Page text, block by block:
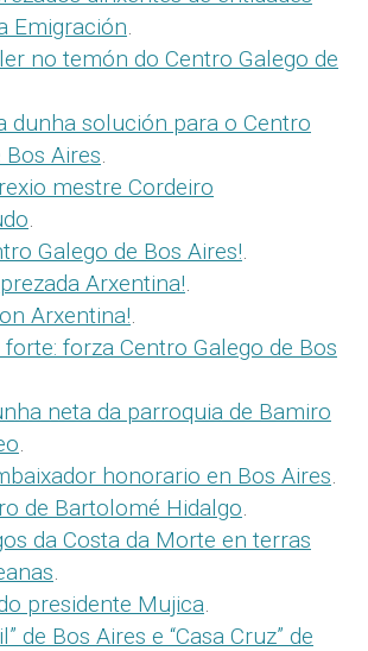
Emigración.
no temón do Centro Galego de
dunha solución para o Centro
Bos Aires.
mestre Cordeiro
.
Galego de Bos Aires!.
Arxentina!.
Arxentina!.
forza Centro Galego de Bos
neta da parroquia de Bamiro
.
honorario en Bos Aires.
de Bartolomé Hidalgo.
da Costa da Morte en terras
.
presidente Mujica.
de Bos Aires e “Casa Cruz” de